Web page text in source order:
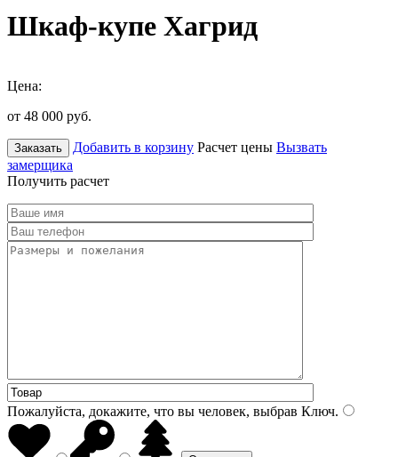
Шкаф-купе Хагрид
Цена:
от 48 000 руб.
Заказать Добавить в корзину Расчет цены Вызвать
замерщика
Получить расчет
Пожалуйста, докажите, что вы человек, выбрав Ключ.